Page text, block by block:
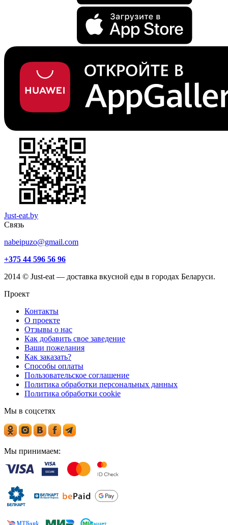
Just-eat.by
Связь
nabeipuzo@gmail.com
+375 44 596 56 96
2014 © Just-eat — доставка вкусной еды в городах Беларуси.
Проект
Контакты
О проекте
Отзывы о нас
Как добавить свое заведение
Ваши пожелания
Как заказать?
Способы оплаты
Пользовательское соглашение
Политика обработки персональных данных
Политика обработки cookie
Мы в соцсетях
Мы принимаем: